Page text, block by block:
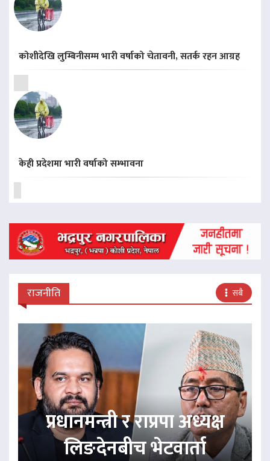
कोशीदेखि लुम्बिनीसम्म भारी वर्षाको चेतावनी, सतर्क रहन आग्रह
केही प्रदेशमा भारी वर्षाको सम्भावना
राजनीति सबै
प्रधानमन्त्री र राप्रपा अध्यक्ष
लिङदेनबीच भेटवार्ता